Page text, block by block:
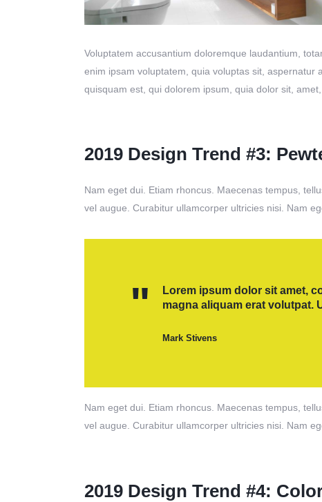
Voluptatem accusantium doloremque laudantium,
enim ipsam voluptatem, quia voluptas sit,
quisquam est, qui dolorem ipsum, quia dolor sit,
2019 Design Trend #3:
Nam eget dui. Etiam rhoncus. Maecenas tempus,
vel augue. Curabitur ullamcorper ultricies nisi. Nam
Lorem ipsum dolor sit amet,
magna aliquam erat volutpat.
Mark Stivens
Nam eget dui. Etiam rhoncus. Maecenas tempus,
vel augue. Curabitur ullamcorper ultricies nisi. Nam
2019 Design Trend #4: